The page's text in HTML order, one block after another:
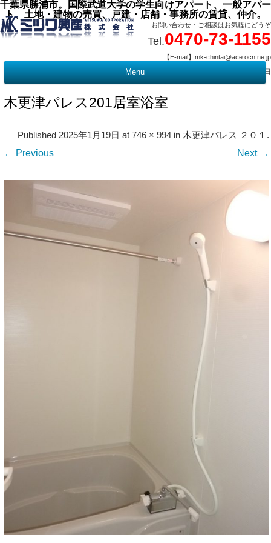
千葉県勝浦市。国際武道大学の学生向けアパート、一般アパー
ト、土地・建物の売買、戸建・店舗・事務所の賃貸、仲介。
お問い合わせ・ご相談はお気軽にどうぞ
Tel.0470-73-1155
【E-mail】mk-chintai@ace.ocn.ne.jp
【営業時間】09:00 ～ 17:15 【定 休 日】水曜・祭日
Menu
木更津パレス201居室浴室
Published2025年1月19日 at746 × 994 in木更津パレス ２０１ .
← Previous Next →